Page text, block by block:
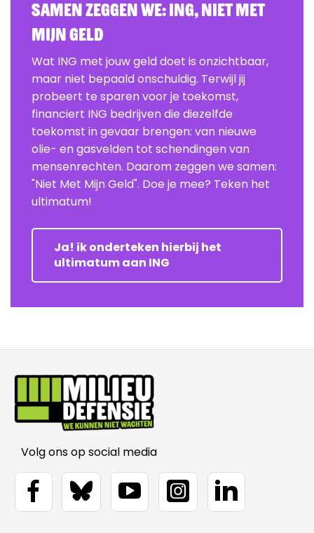
Samen zeggen we: ING, Niet Met
Mijn Geld
Wat ING met jouw geld doet is onzichtbaar,
maar niet bepaald onschuldig. Terwijl jij
probeert te sparen voor je toekomst,
financiert ING bedrijven die diezelfde
toekomst in gevaar brengen: van nieuwe
olie- en gasvelden tot schendingen van
mensenrechten. Daarom zeggen we samen:
"Niet Met Mijn Geld". Doe je mee? Teken het
ultimatum!
Ja! ik onderteken hierbij het
ultimatum aan ING
Volg ons op social media